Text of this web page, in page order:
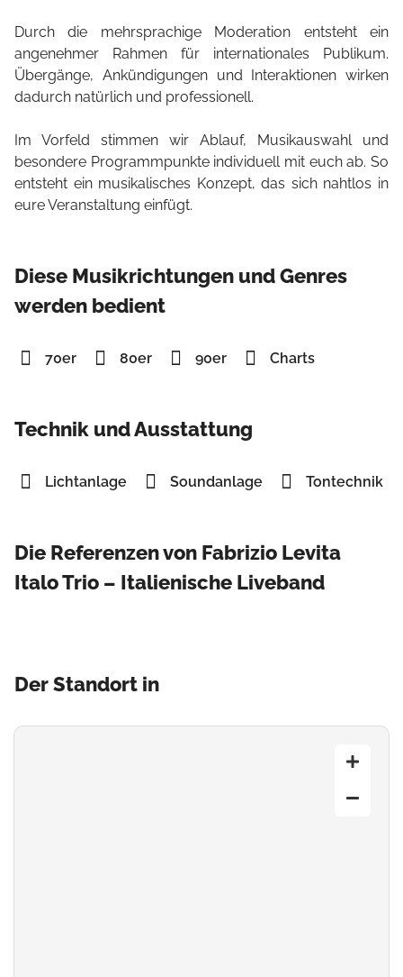
Durch die mehrsprachige Moderation entsteht ein
angenehmer Rahmen für internationales Publikum.
Übergänge, Ankündigungen und Interaktionen wirken
dadurch natürlich und professionell.
Im Vorfeld stimmen wir Ablauf, Musikauswahl und
besondere Programmpunkte individuell mit euch ab. So
entsteht ein musikalisches Konzept, das sich nahtlos in
eure Veranstaltung einfügt.
Diese Musikrichtungen und Genres
werden bedient
70er 80er 90er Charts
Technik und Ausstattung
Lichtanlage Soundanlage Tontechnik
Die Referenzen von Fabrizio Levita
Italo Trio – Italienische Liveband
Der Standort in